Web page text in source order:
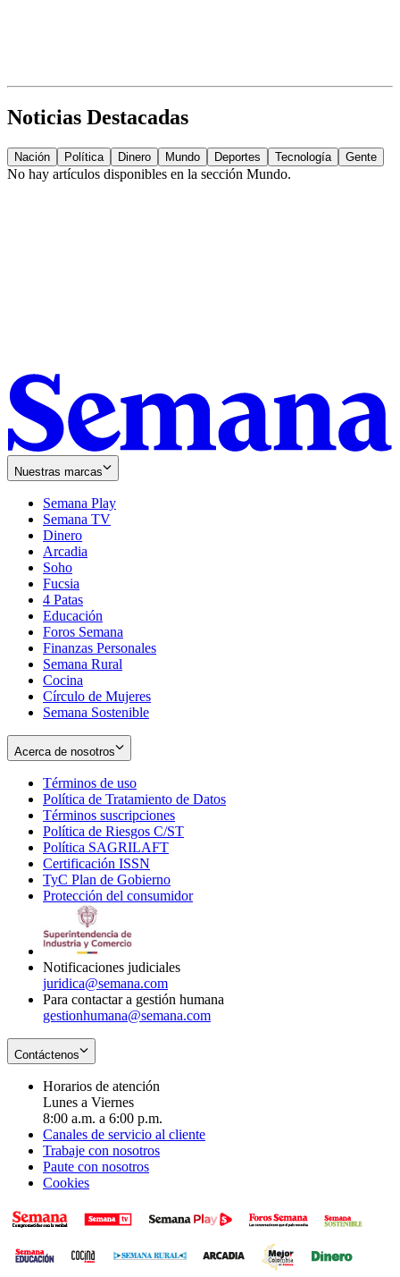
Noticias Destacadas
Nación Política Dinero Mundo Deportes Tecnología Gente
No hay artículos disponibles en la sección Mundo.
Nuestras marcas
Semana Play
Semana TV
Dinero
Arcadia
Soho
in
new
window
Fucsia
in
new
window
4 Patas
Educación
Foros Semana
Finanzas Personales
Semana Rural
Cocina
Círculo de Mujeres
Semana Sostenible
Acerca de nosotros
Términos de uso
in
new
window
Política de Tratamiento de Datos
Términos suscripciones
in
Política de Riesgos C/ST
Política SAGRILAFT
new
window
Certificación ISSN
in
new
TyC Plan de Gobierno
in
Protección del consumidorOpens
Notificaciones judiciales
juridica@semana.com
Para contactar a gestión humana
gestionhumana@semana.com
Contáctenos
Horarios de atención
Lunes a Viernes
8:00 a.m. a 6:00 p.m.
Canales de servicio al cliente
Trabaje con nosotros
Paute con nosotros
Cookies